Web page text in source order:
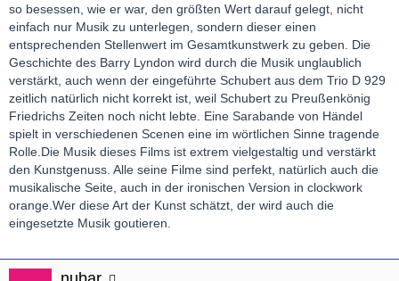
so besessen, wie er war, den größten Wert darauf gelegt, nicht
einfach nur Musik zu unterlegen, sondern dieser einen
entsprechenden Stellenwert im Gesamtkunstwerk zu geben. Die
Geschichte des Barry Lyndon wird durch die Musik unglaublich
verstärkt, auch wenn der eingeführte Schubert aus dem Trio D 929
zeitlich natürlich nicht korrekt ist, weil Schubert zu Preußenkönig
Friedrichs Zeiten noch nicht lebte. Eine Sarabande von Händel
spielt in verschiedenen Scenen eine im wörtlichen Sinne tragende
Rolle.Die Musik dieses Films ist extrem vielgestaltig und verstärkt
den Kunstgenuss. Alle seine Filme sind perfekt, natürlich auch die
musikalische Seite, auch in der ironischen Version in clockwork
orange.Wer diese Art der Kunst schätzt, der wird auch die
eingesetzte Musik goutieren.